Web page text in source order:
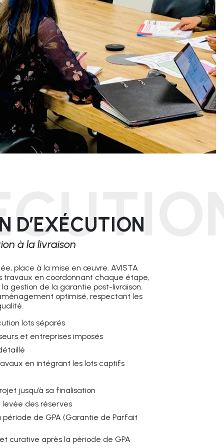
D’EXÉCUTION
à la livraison
place à la mise en œuvre. AVISTA
travaux en coordonnant chaque étape,
gestion de la garantie post-livraison.
optimisé, respectant les
lots séparés
et entreprises imposés
en intégrant les lots captifs
jusqu’à sa finalisation
des réserves
de GPA (Garantie de Parfait
curative après la période de GPA